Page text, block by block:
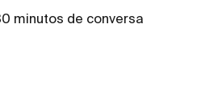
minutos de conversa